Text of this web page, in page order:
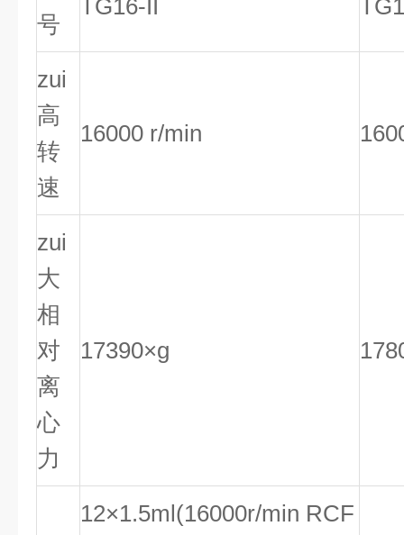
号
TG16-II
zui
高
转
速
16000 r/min
zui
大
相
对
离
心
力
17390×g
12×1.5ml(16000r/min RCF